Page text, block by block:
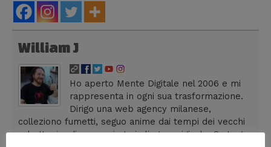
William J
Ho aperto Mente Digitale nel 2006 e mi
rappresenta in ogni sua trasformazione.
Dirigo una web agency milanese,
colleziono fumetti, seguo anime dai tempi dei vecchi
robottoni e divoro serie tv in lingua originale. Su Lega